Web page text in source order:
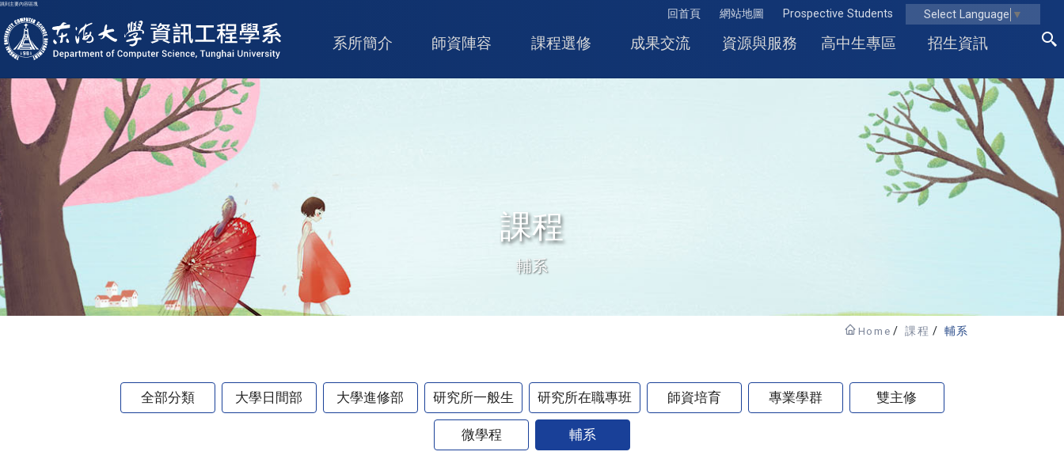
跳到主要內容區塊
回首頁 網站地圖 Prospective Students Select Language ▼
東海大學logo
系所簡介 師資陣容 課程選修 成果交流 資源與服務 高中生專區 招生資訊
課程
輔系
Home 課程 輔系
全部分類 大學日間部 大學進修部 研究所一般生 研究所在職專班 師資培育 專業學群 雙主修
微學程 輔系